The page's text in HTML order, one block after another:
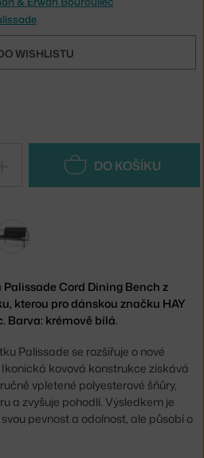
WISHLISTU
DO KOŠÍKU
Cord Dining Bench z
kterou pro dánskou značku HAY
Barva: krémově bílá.
Palissade se rozšiřuje o nové
kovová konstrukce získává
vpletené polyesterové šňůry,
a zvyšuje pohodlí. Výsledkem je
pevnost a odolnost, ale působí o